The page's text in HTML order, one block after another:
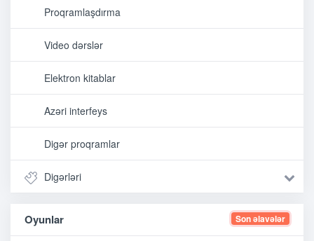
Proqramlaşdırma
Video dərslər
Elektron kitablar
Azəri interfeys
Digər proqramlar
Digərləri
Oyunlar Son əlavələr